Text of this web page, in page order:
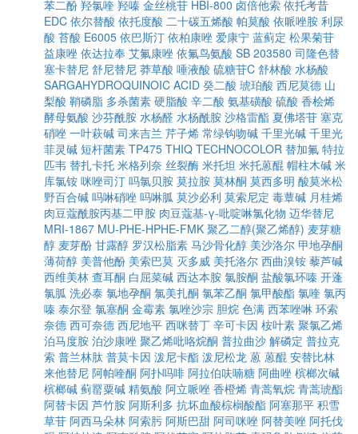
苯二酚 羟氯喹 羟嗪 金丝桃苷 HBI-800 卤倍他索 依托考昔
EDC 依尔替酸 依托度酸 二十碳五烯酸 帕莫酸 依哌唑胺 利尿
酸 苔酸 E6005 依巴斯汀 依柏康唑 爱康宁 蓝蓟定 松果菊苷
益康唑 依达拉奉 艾氟康唑 依氟鸟氨酸 SB 203580 司隆色替
塞卡替尼 舒尼替尼 莽草酸 唾液酸 硫糖苷C 舒林酸 水杨酸
SARGAHYDROQUINOIC ACID 癸二酸 琥珀酸 西尼莫德 山
梨酸 鞘磷脂 多杀菌素 硬脂酸 辛二酸 氨基磺酸 硫酸 香桧烯
酵母氨酸 沙芬酰胺 水杨醛 水杨酰胺 沙格雷酯 夏佛塔苷 塞克
硝唑 一叶萩碱 司来吉兰 芹子烯 常绿钩吻碱 千里光碱 千里光
菲灵碱 短杆菌素 TP475 THIQ TECHNOCOLOR 替加氟 特拉
匹韦 替扎卡托 米格列奈 丝裂酶 米托坦 米托蒽醌 帽柱木碱 米
库氯铵 咪唑司汀 吗氯贝胺 莫拉胺 莫林酮 莫西多明 酸莫米松
野百合碱 吗啉硝唑 吗啉胍 莫沙必利 莫索尼定 毒蕈碱 月桂烯
肉豆蔻酰胺丙基二甲胺 肉豆蔻基-γ-吡啶啉氯化物 迈华替尼
MRI-1867 MU-PHE-HPHE-FMK 聚乙二醇(聚乙烯醇) 麦芽糖
醇 麦芽酚 甘露醇 罗汉松脂素 马沙骨化醇 美沙洛尔 甲地孕酮
薄荷醇 美普他酚 美索巴莫 灭多威 美托洛尔 西曲溴铵 藜芦碱
西维美林 查耳酮 白屈菜碱 西达本胺 氯胺酮 盐酸氯环嗪 开蓬
氯胍 洗必泰 氯地孕酮 氯美扎酮 氯苯乙酮 氯甲酸酯 氯喹 氯丙
嗪 泰尔登 氯塞酮 金霉素 氯唑沙宗 胆烷 色满 西苯唑啉 环索
奈德 西可奈德 西尼地平 西咪替丁 辛可卡因 桉叶素 聚氯乙烯
泊马度胺 泊沙康唑 聚乙烯吡咯烷酮 普拉曲沙 解磷定 普拉克
索 普兰林肽 普莫卡因 泼尼卡酯 泼尼松龙 蒽 蒽醌 安替比林
来他替尼 阿帕喹酮 阿扑吗啡 阿拉伯呋喃糖 阿曲唑 槟榔次碱
槟榔碱 蓟罂粟碱 精氨酸 阿立哌唑 香橙烯 青蒿氧烷 青蒿琥酯
阿替卡因 芦竹胺 阿斯利多 抗坏血酸棕榈酸酯 阿塞那平 积雪
草苷 阿西马朵林 阿索肟 阿斯巴甜 阿司咪唑 阿替美唑 阿托伐